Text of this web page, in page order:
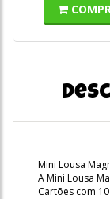
Mini Lousa
A Mini Lousa
Cartões com